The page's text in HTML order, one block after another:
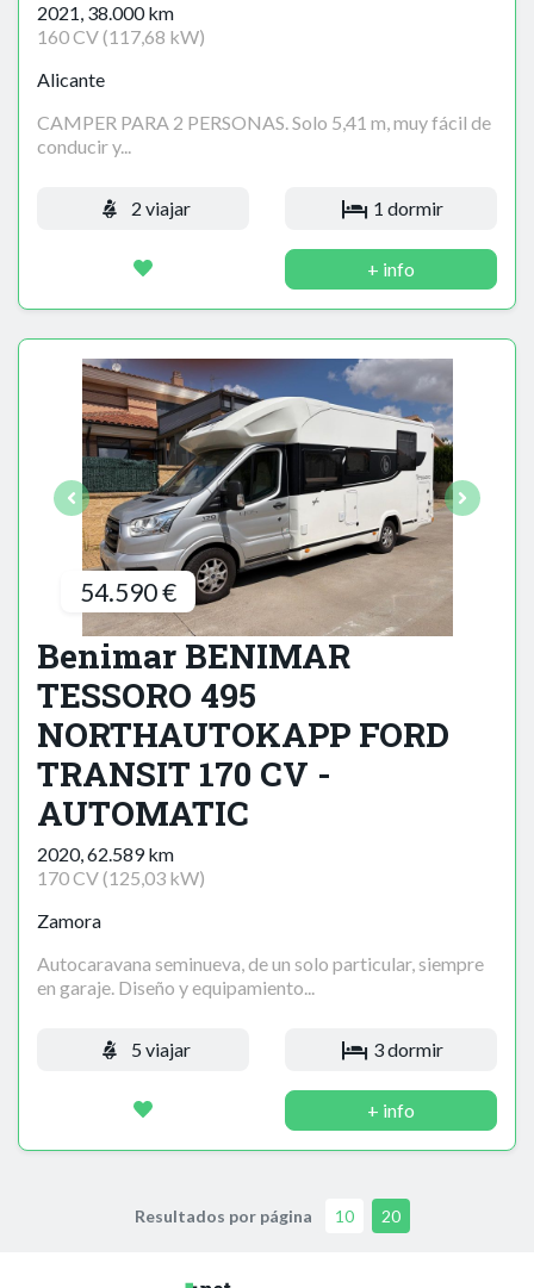
2021, 38.000 km
160 CV (117,68 kW)
Alicante
CAMPER PARA 2 PERSONAS. Solo 5,41 m, muy fácil de
conducir y...
2 viajar 1 dormir
+ info
54.590 €
Benimar BENIMAR
TESSORO 495
NORTHAUTOKAPP FORD
TRANSIT 170 CV -
AUTOMATIC
2020, 62.589 km
170 CV (125,03 kW)
Zamora
Autocaravana seminueva, de un solo particular, siempre
en garaje. Diseño y equipamiento...
5 viajar 3 dormir
+ info
Resultados por página 10 20